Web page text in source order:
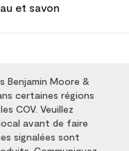
et savon
Benjamin Moore &
certaines régions
COV. Veuillez
avant de faire
signalées sont